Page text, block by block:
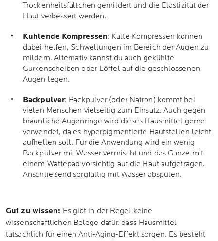
Trockenheitsfältchen gemildert und die Elastizität der
Haut verbessert werden.
Kühlende Kompressen: Kalte Kompressen können
dabei helfen, Schwellungen im Bereich der Augen zu
mildern. Alternativ kannst du auch gekühlte
Gurkenscheiben oder Löffel auf die geschlossenen
Augen legen.
Backpulver: Backpulver (oder Natron) kommt bei
vielen Menschen vielseitig zum Einsatz. Auch gegen
bräunliche Augenringe wird dieses Hausmittel gerne
verwendet, da es hyperpigmentierte Hautstellen leicht
aufhellen soll. Für die Anwendung wird ein wenig
Backpulver mit Wasser vermischt und das Ganze mit
einem Wattepad vorsichtig auf die Haut aufgetragen.
Anschließend sorgfältig mit Wasser abspülen.
Gut zu wissen: Es gibt in der Regel keine
wissenschaftlichen Belege dafür, dass Hausmittel
tatsächlich für einen Anti-Aging-Effekt sorgen. Es besteht